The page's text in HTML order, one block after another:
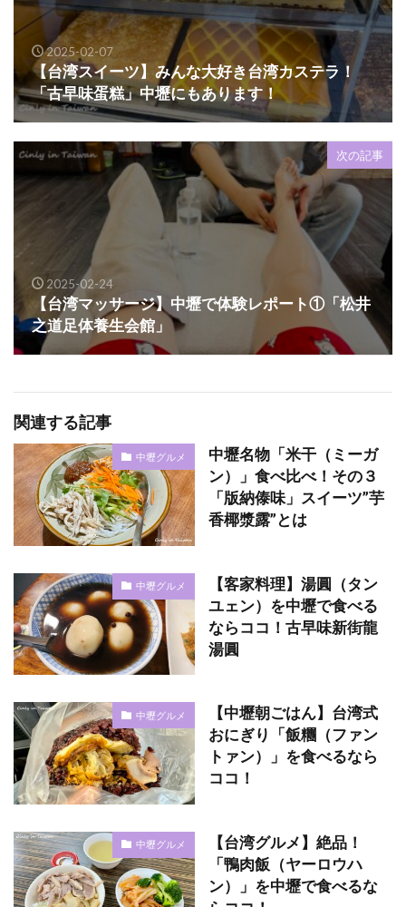
2025-02-07
【台湾スイーツ】みんな大好き台湾カステラ！
「古早味蛋糕」中壢にもあります！
次の記事
2025-02-24
【台湾マッサージ】中壢で体験レポート①「松井
之道足体養生会館」
関連する記事
中壢グルメ
中壢名物「米干（ミーガ
ン）」食べ比べ！その３
「版納傣味」スイーツ”芋
香椰漿露”とは
中壢グルメ
【客家料理】湯圓（タン
ユェン）を中壢で食べる
ならココ！古早味新街龍
湯圓
中壢グルメ
【中壢朝ごはん】台湾式
おにぎり「飯糰（ファン
トァン）」を食べるなら
ココ！
中壢グルメ
【台湾グルメ】絶品！
「鴨肉飯（ヤーロウハ
ン）」を中壢で食べるな